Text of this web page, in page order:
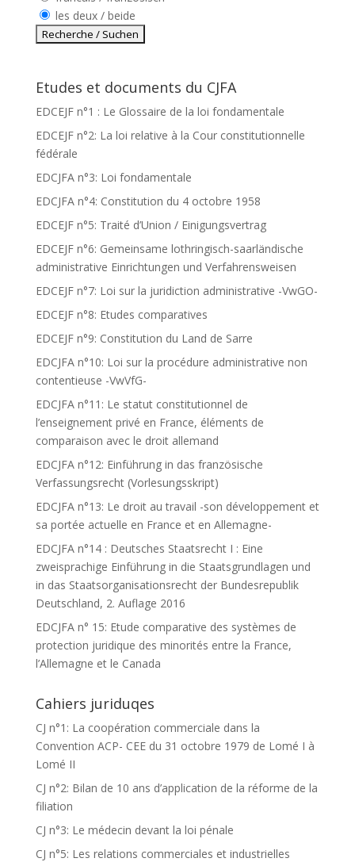
les deux / beide
Etudes et documents du CJFA
EDCEJF n°1 : Le Glossaire de la loi fondamentale
EDCEJF n°2: La loi relative à la Cour constitutionnelle
fédérale
EDCJFA n°3: Loi fondamentale
EDCJFA n°4: Constitution du 4 octobre 1958
EDCEJF n°5: Traité d’Union / Einigungsvertrag
EDCEJF n°6: Gemeinsame lothringisch-saarländische
administrative Einrichtungen und Verfahrensweisen
EDCEJF n°7: Loi sur la juridiction administrative -VwGO-
EDCEJF n°8: Etudes comparatives
EDCEJF n°9: Constitution du Land de Sarre
EDCJFA n°10: Loi sur la procédure administrative non
contentieuse -VwVfG-
EDCJFA n°11: Le statut constitutionnel de
l’enseignement privé en France, éléments de
comparaison avec le droit allemand
EDCJFA n°12: Einführung in das französische
Verfassungsrecht (Vorlesungsskript)
EDCJFA n°13: Le droit au travail -son développement et
sa portée actuelle en France et en Allemagne-
EDCJFA n°14 : Deutsches Staatsrecht I : Eine
zweisprachige Einführung in die Staatsgrundlagen und
in das Staatsorganisationsrecht der Bundesrepublik
Deutschland, 2. Auflage 2016
EDCJFA n° 15: Etude comparative des systèmes de
protection juridique des minorités entre la France,
l’Allemagne et le Canada
Cahiers juriduqes
CJ n°1: La coopération commerciale dans la
Convention ACP- CEE du 31 octobre 1979 de Lomé I à
Lomé II
CJ n°2: Bilan de 10 ans d’application de la réforme de la
filiation
CJ n°3: Le médecin devant la loi pénale
CJ n°5: Les relations commerciales et industrielles